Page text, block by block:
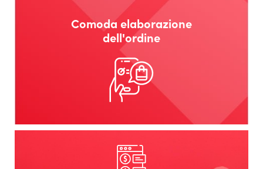
Comoda elaborazione
dell'ordine